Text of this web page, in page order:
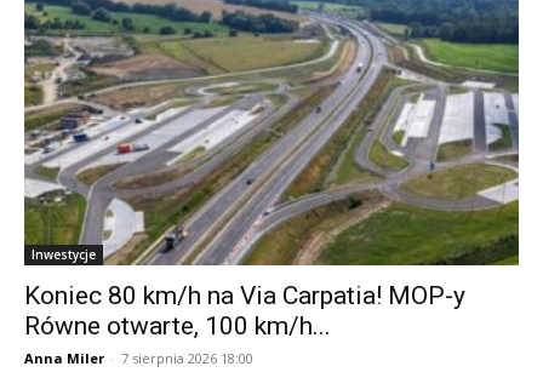
Inwestycje
Koniec 80 km/h na Via Carpatia! MOP-y
Równe otwarte, 100 km/h...
Anna Miler - 7 sierpnia 2026 18:00